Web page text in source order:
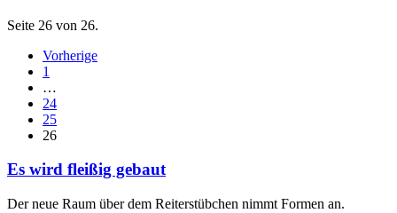
Seite 26 von 26.
Vorherige
1
…
24
25
26
Es wird fleißig gebaut
Der neue Raum über dem Reiterstübchen nimmt Formen an.